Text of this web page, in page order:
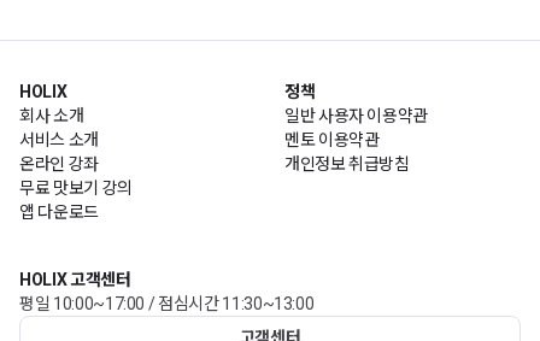
HOLIX
회사 소개
서비스 소개
온라인 강좌
무료 맛보기 강의
앱 다운로드
정책
일반 사용자 이용약관
멘토 이용약관
개인정보 취급방침
HOLIX 고객센터
평일 10:00~17:00 / 점심시간 11:30~13:00